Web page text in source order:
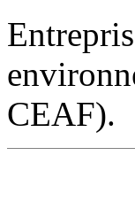
CEAF).